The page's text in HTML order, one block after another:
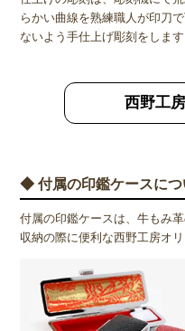
らかい曲線を熟練職人が印刀
ないよう手仕上げ彫刻をします
西野工
◆ 付属の印鑑ケースにつ
付属の印鑑ケースは、牛もみ
収納の際に便利な西野工房オ